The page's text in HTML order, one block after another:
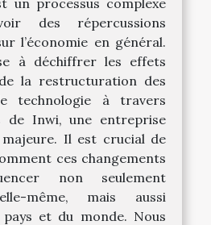
des répercussions
l’économie en général.
à déchiffrer les effets
la restructuration des
technologie à travers
de Inwi, une entreprise
majeure. Il est crucial de
ces changements
non seulement
même, mais aussi
pays et du monde. Nous